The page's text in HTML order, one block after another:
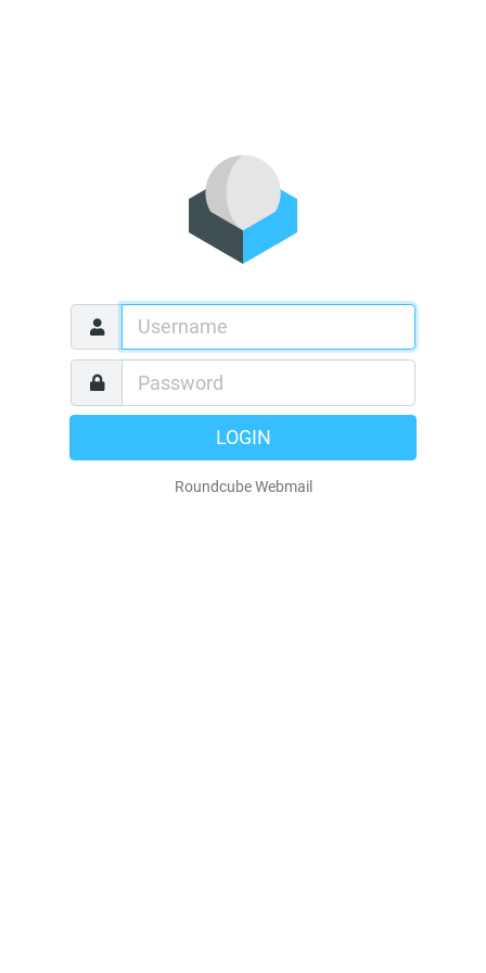
LOGIN
Roundcube Webmail